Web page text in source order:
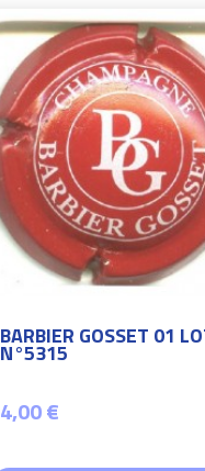
BARBIER GOSSET 01
N°5315
4,00 €